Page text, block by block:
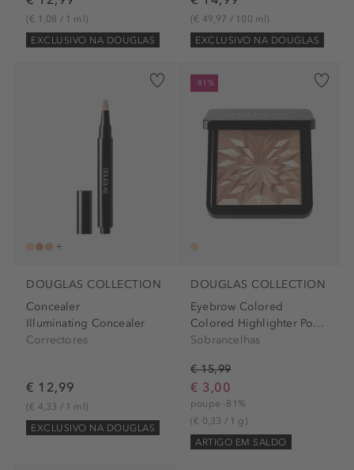
(€ 1,08 / 1 ml)
EXCLUSIVO NA DOUGLAS
(€ 49,97 / 100 ml)
EXCLUSIVO NA DOUGLAS
DOUGLAS COLLECTION
Concealer
Illuminating Concealer
Correctores
€ 12,99
(€ 4,33 / 1 ml)
EXCLUSIVO NA DOUGLAS
-81%
DOUGLAS COLLECTION
Eyebrow Colored
Colored Highlighter Powder
Sobrancelhas
€ 15,99
€ 3,00
poupe -81%
(€ 0,33 / 1 g)
ARTIGO EM SALDO